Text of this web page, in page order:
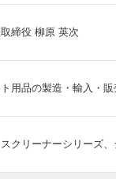
締役 柳原 英次
用品の製造・輸入・販
クリーナーシリーズ